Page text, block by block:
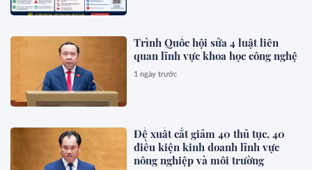
Trình Quốc hội sửa 4 luật liên
quan lĩnh vực khoa học công nghệ
1 ngày trước
Đề xuất cắt giảm 40 thủ tục, 40
điều kiện kinh doanh lĩnh vực
nông nghiệp và môi trường